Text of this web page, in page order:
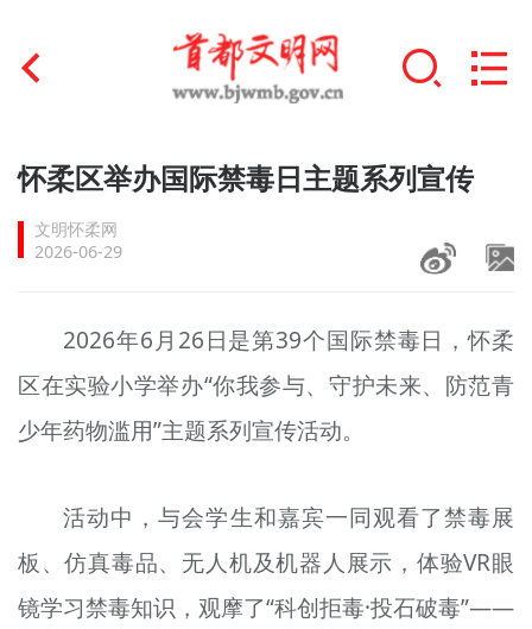
首页
文明创建
文明培育
+
未成年人思想道德建设
榜样人物
身边好人
文明评论
北京宣传文化引导基金
怀柔区举办国际禁毒日主题系列宣传
文明怀柔网
2026-06-29
2026年6月26日是第39个国际禁毒日，怀柔
区在实验小学举办“你我参与、守护未来、防范青
少年药物滥用”主题系列宣传活动。
活动中，与会学生和嘉宾一同观看了禁毒展
板、仿真毒品、无人机及机器人展示，体验VR眼
镜学习禁毒知识，观摩了“科创拒毒·投石破毒”——